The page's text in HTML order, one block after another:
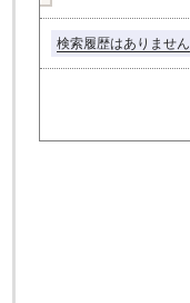
検索履歴はありません